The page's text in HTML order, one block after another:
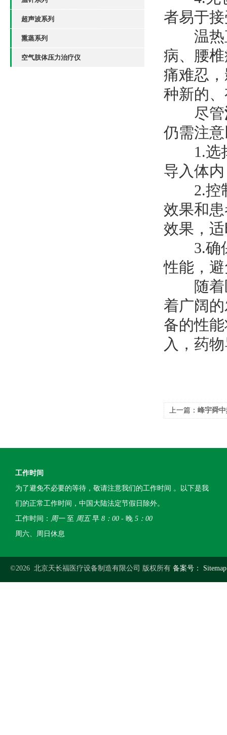
超声波系列
熏蒸系列
空气肢体压力治疗仪
者易于
温热直
病、腰
痛难忍
种新的
尽管
仍需注
1.选择
导入体
2.控制
效果和
效果，
3.确保
性能，
随着医
着广阔
备的性
入，药
上一篇： 峰宇舜
工作时间
为了避免不必要的等待，敬请注意我们的工作时间 。以下是我
们的正常工作时间，中国大陆法定节假日除外。
工作时间： 周一至 周五早 8：00 - 晚 5：00
周六、周日休息
©2026 北京天长福医疗设备制造有限公司 版权所有 备案号：